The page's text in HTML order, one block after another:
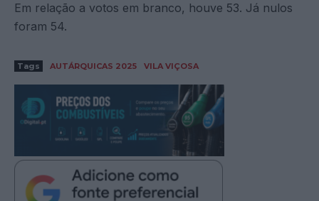
Em relação a votos em branco, houve 53. Já nulos
foram 54.
Tags AUTÁRQUICAS 2025 VILA VIÇOSA